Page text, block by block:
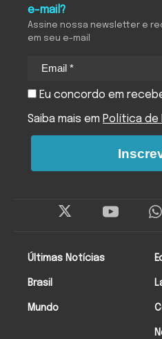
Últimas Notícias
Brasil
Mundo
e-mail?
Assine nossa newsletter e
em seu e-mail
Eu concordo em
Saiba mais em Política de